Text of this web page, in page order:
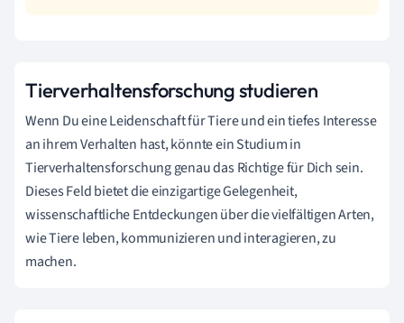
Tierverhaltensforschung studieren
Wenn Du eine Leidenschaft für Tiere und ein tiefes Interesse
an ihrem Verhalten hast, könnte ein Studium in
Tierverhaltensforschung genau das Richtige für Dich sein.
Dieses Feld bietet die einzigartige Gelegenheit,
wissenschaftliche Entdeckungen über die vielfältigen Arten,
wie Tiere leben, kommunizieren und interagieren, zu
machen.